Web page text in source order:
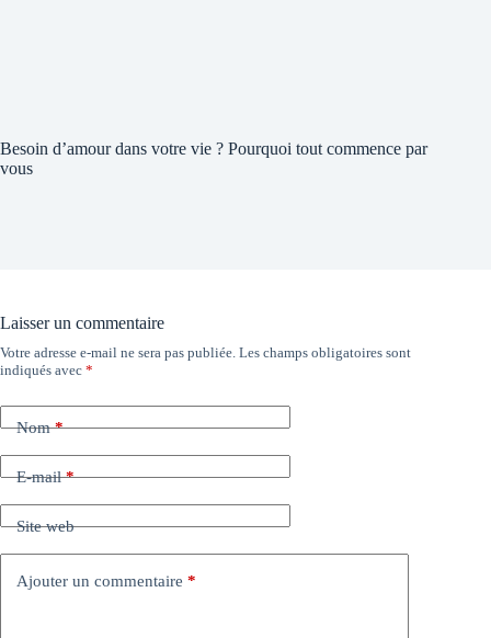
Besoin d’amour dans votre vie ? Pourquoi tout commence par
vous
Laisser un commentaire
Votre adresse e-mail ne sera pas publiée. Les champs obligatoires sont
indiqués avec *
Nom*
E-mail*
Site web
Ajouter un commentaire *